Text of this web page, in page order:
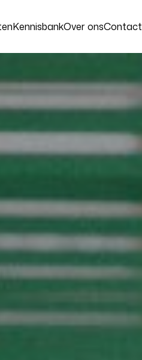
KennisbankOver onsContact